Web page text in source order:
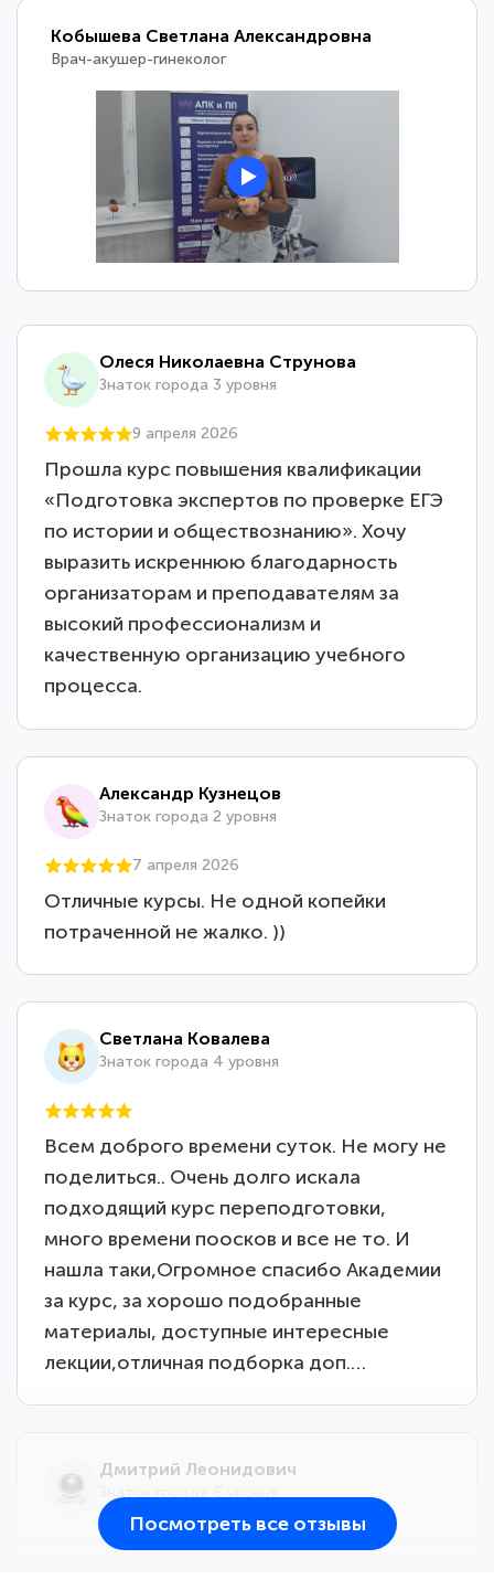
Кобышева Светлана Александровна
Врач-акушер-гинеколог
Олеся Николаевна Струнова
Знаток города 3 уровня
9 апреля 2026
Прошла курс повышения квалификации
«Подготовка экспертов по проверке ЕГЭ
по истории и обществознанию». Хочу
выразить искреннюю благодарность
организаторам и преподавателям за
высокий профессионализм и
качественную организацию учебного
процесса.
Александр Кузнецов
Знаток города 2 уровня
7 апреля 2026
Отличные курсы. Не одной копейки
потраченной не жалко. ))
Светлана Ковалева
Знаток города 4 уровня
Всем доброго времени суток. Не могу не
поделиться.. Очень долго искала
подходящий курс переподготовки,
много времени поосков и все не то. И
нашла таки,Огромное спасибо Академии
за курс, за хорошо подобранные
материалы, доступные интересные
лекции,отличная подборка доп.…
Дмитрий Леонидович
Посмотреть все отзывы